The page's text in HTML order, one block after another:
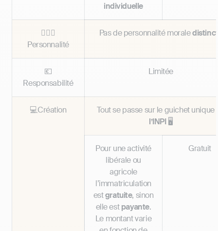
individuelle
👱🏽‍♂️
Personnalité
Pas de personnalité morale
💶
Responsabilité
Limitée
💻Création
Tout se passe sur le guichet unique
l’INPI🖥️
Pour une activité
libérale ou
agricole
l’immatriculation
estgratuite, sinon
elle estpayante.
Le montant varie
Gratuit